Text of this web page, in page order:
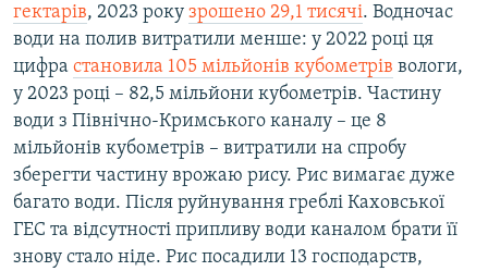
гектарів, 2023 року зрошено 29,1 тисячі. Водночас
води на полив витратили менше: у 2022 році ця
цифра становила 105 мільйонів кубометрів вологи,
у 2023 році – 82,5 мільйони кубометрів. Частину
води з Північно-Кримського каналу – це 8
мільйонів кубометрів – витратили на спробу
зберегти частину врожаю рису. Рис вимагає дуже
багато води. Після руйнування греблі Каховської
ГЕС та відсутності припливу води каналом брати її
знову стало ніде. Рис посадили 13 господарств,